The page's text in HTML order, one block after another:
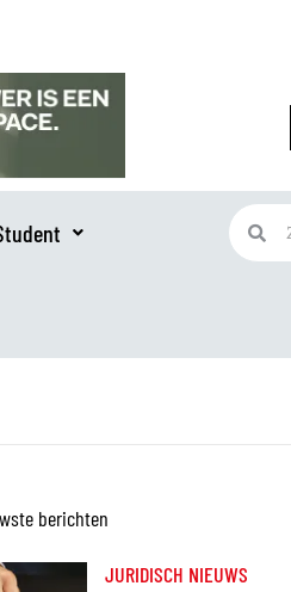
Zoeken
berichten
JURIDISCH NIEUWS